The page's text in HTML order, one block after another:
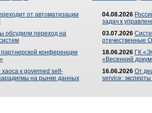
от автоматизации
обсудили переход на
конференции
к governed self-
на рынке данных
04.08.2026
задач к
03.07.2026
отечественные
18.06.2026 ГК
«Весенний
16.06.2026 От
service: